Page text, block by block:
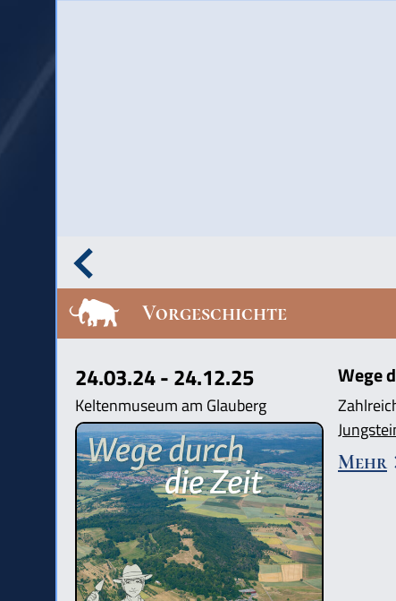
Vorgeschichte
24.03.24 - 24.12.25
Keltenmuseum am Glauberg
Wege
Mehr